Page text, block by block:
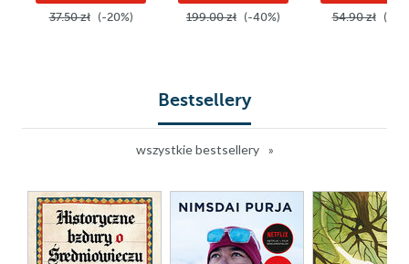
37.50 zł (-20%)
systemów
199.00 zł (-40%) 54.90 zł (-
Bestsellery
wszystkie bestsellery